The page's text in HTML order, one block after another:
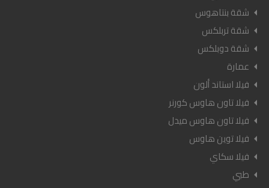
شقة بنتاهوس
شقة تربلكس
شقة دوبلكس
عمارة
فيلا استاند ألون
فيلا تاون هاوس كورنر
فيلا تاون هاوس ميدل
فيلا توين هاوس
فيلا سكاي
طبي